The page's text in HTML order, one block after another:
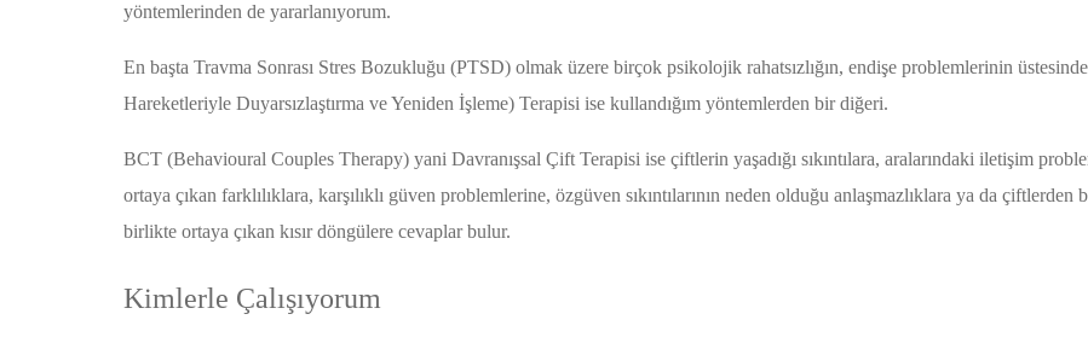
yöntemlerinden de yararlanıyorum.
En başta Travma Sonrası Stres Bozukluğu (PTSD) olmak üzere birçok psikolojik rahatsızlığın, endişe problemlerinin
Hareketleriyle Duyarsızlaştırma ve Yeniden İşleme) Terapisi ise kullandığım yöntemlerden bir diğeri.
BCT (Behavioural Couples Therapy) yani Davranışsal Çift Terapisi ise çiftlerin yaşadığı sıkıntılara, aralarındaki iletişim
ortaya çıkan farklılıklara, karşılıklı güven problemlerine, özgüven sıkıntılarının neden olduğu anlaşmazlıklara ya da
birlikte ortaya çıkan kısır döngülere cevaplar bulur.
Kimlerle Çalışıyorum